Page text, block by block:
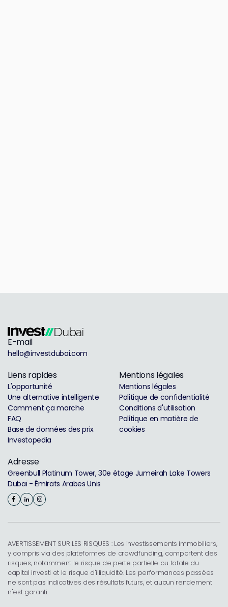
E-mail
hello@investdubai.com
Liens rapides
L'opportunité
Une alternative intelligente
Comment ça marche
FAQ
Base de données des prix
Investopedia
Mentions légales
Mentions légales
Politique de confidentialité
Conditions d'utilisation
Politique en matière de
cookies
Adresse
Greenbull Platinum Tower, 30e étage Jumeirah Lake Towers
Dubaï - Émirats Arabes Unis
AVERTISSEMENT SUR LES RISQUES : Les investissements immobiliers,
y compris via des plateformes de crowdfunding, comportent des
risques, notamment le risque de perte partielle ou totale du
capital investi et le risque d'illiquidité. Les performances passées
ne sont pas indicatives des résultats futurs, et aucun rendement
n'est garanti.